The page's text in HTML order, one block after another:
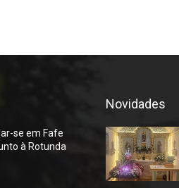
se em Fafe
à Rotunda
Novidades